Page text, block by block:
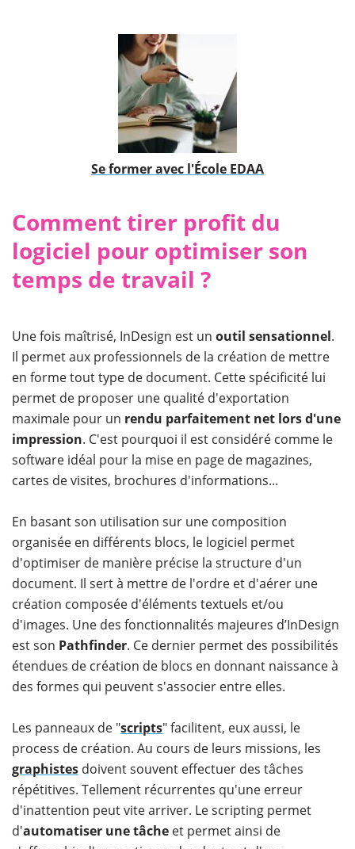
Se former avec l'École EDAA
Comment tirer profit du
logiciel pour optimiser son
temps de travail ?
Une fois maîtrisé, InDesign est un outil sensationnel.
Il permet aux professionnels de la création de mettre
en forme tout type de document. Cette spécificité lui
permet de proposer une qualité d'exportation
maximale pour un rendu parfaitement net lors d'une
impression. C'est pourquoi il est considéré comme le
software idéal pour la mise en page de magazines,
cartes de visites, brochures d'informations...
En basant son utilisation sur une composition
organisée en différents blocs, le logiciel permet
d'optimiser de manière précise la structure d'un
document. Il sert à mettre de l'ordre et d'aérer une
création composée d'éléments textuels et/ou
d'images. Une des fonctionnalités majeures d’InDesign
est son Pathfinder. Ce dernier permet des possibilités
étendues de création de blocs en donnant naissance à
des formes qui peuvent s'associer entre elles.
Les panneaux de "scripts" facilitent, eux aussi, le
process de création. Au cours de leurs missions, les
graphistes doivent souvent effectuer des tâches
répétitives. Tellement récurrentes qu'une erreur
d'inattention peut vite arriver. Le scripting permet
d'automatiser une tâche et permet ainsi de